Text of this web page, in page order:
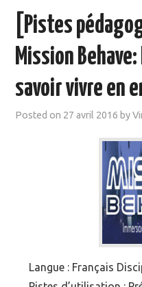
[Pistes
Mission
savoir vivre en
Posted on 27 avril 2016 by
Langue : Français